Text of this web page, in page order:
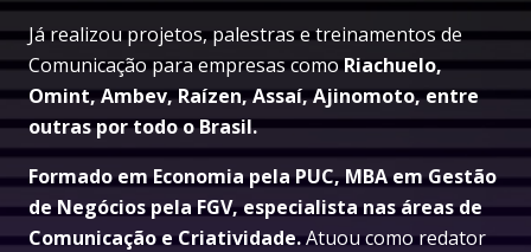
Já realizou projetos, palestras e treinamentos de
Comunicação para empresas comoRiachuelo,
Omint, Ambev, Raízen, Assaí, Ajinomoto, entre
outras por todo o Brasil.
Formado em Economia pela PUC, MBA em Gestão
de Negócios pela FGV, especialista nas áreas de
Comunicação e Criatividade.Atuou como redator